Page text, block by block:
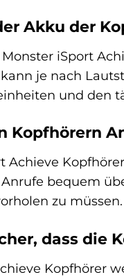
Akku der
iSport
je nach
und den
Kopfhörern
Achieve
bequem
zu müssen.
dass die
Kopfhörer